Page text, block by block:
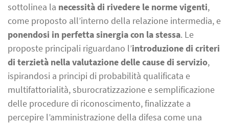
sottolinea la necessità di rivedere le norme vigenti,
come proposto all’interno della relazione intermedia, e
ponendosi in perfetta sinergia con la stessa. Le
proposte principali riguardano l’introduzione di criteri
di terzietà nella valutazione delle cause di servizio,
ispirandosi a principi di probabilità qualificata e
multifattorialità, sburocratizzazione e semplificazione
delle procedure di riconoscimento, finalizzate a
percepire l’amministrazione della difesa come una